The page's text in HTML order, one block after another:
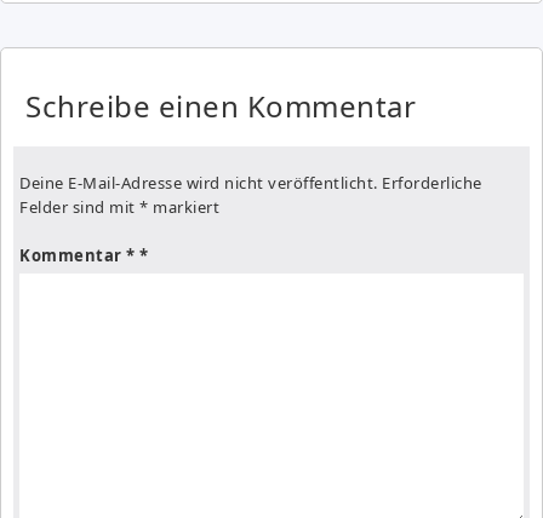
Schreibe einen Kommentar
Deine E-Mail-Adresse wird nicht veröffentlicht. Erforderliche
Felder sind mit * markiert
Kommentar *